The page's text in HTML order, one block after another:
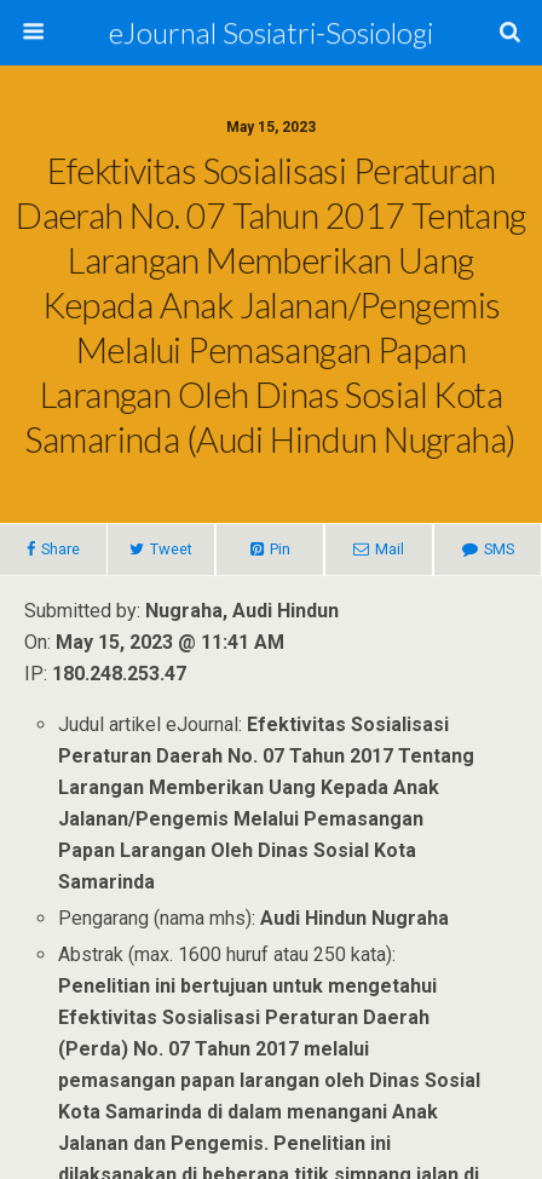
eJournal Sosiatri-Sosiologi
May 15, 2023
Efektivitas Sosialisasi Peraturan
Daerah No. 07 Tahun 2017 Tentang
Larangan Memberikan Uang
Kepada Anak Jalanan/Pengemis
Melalui Pemasangan Papan
Larangan Oleh Dinas Sosial Kota
Samarinda (Audi Hindun Nugraha)
Share Tweet Pin Mail SMS
Submitted by: Nugraha, Audi Hindun
On: May 15, 2023 @ 11:41 AM
IP: 180.248.253.47
Judul artikel eJournal: Efektivitas Sosialisasi
Peraturan Daerah No. 07 Tahun 2017 Tentang
Larangan Memberikan Uang Kepada Anak
Jalanan/Pengemis Melalui Pemasangan
Papan Larangan Oleh Dinas Sosial Kota
Samarinda
Pengarang (nama mhs):Audi Hindun Nugraha
Abstrak (max. 1600 huruf atau 250 kata):
Penelitian ini bertujuan untuk mengetahui
Efektivitas Sosialisasi Peraturan Daerah
(Perda) No. 07 Tahun 2017 melalui
pemasangan papan larangan oleh Dinas Sosial
Kota Samarinda di dalam menangani Anak
Jalanan dan Pengemis. Penelitian ini